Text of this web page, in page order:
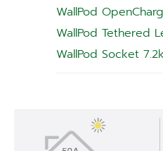
WallPod
WallPod Tethered
WallPod Socket